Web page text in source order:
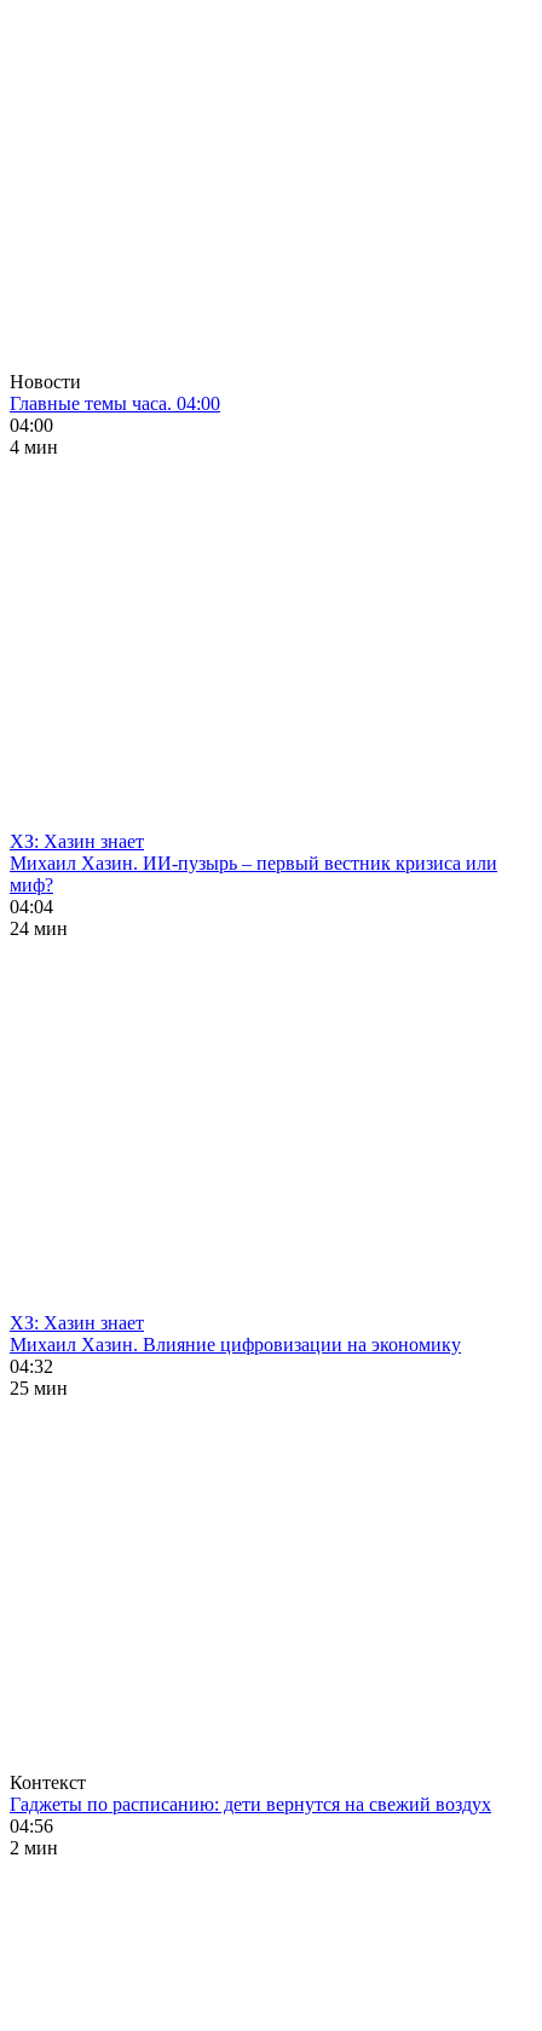
Новости
Главные темы часа. 04:00
04:00
4 мин
ХЗ: Хазин знает
Михаил Хазин. ИИ-пузырь – первый вестник кризиса или
миф?
04:04
24 мин
ХЗ: Хазин знает
Михаил Хазин. Влияние цифровизации на экономику
04:32
25 мин
Контекст
Гаджеты по расписанию: дети вернутся на свежий воздух
04:56
2 мин